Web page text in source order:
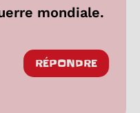
mondiale.
réactions
RÉPONDRE